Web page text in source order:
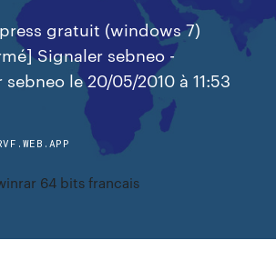
gratuit (windows 7)
Signaler sebneo -
le 20/05/2010 à 11:53
64 bits francais